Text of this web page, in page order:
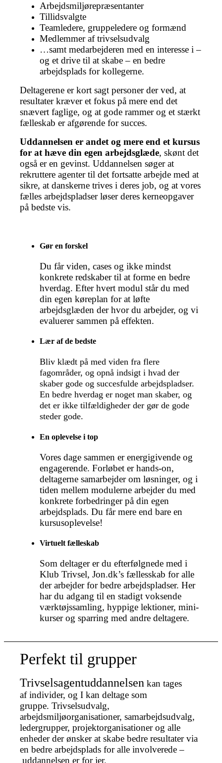
Arbejdsmiljørepræsentanter
Tillidsvalgte
Teamledere, gruppeledere og formænd
Medlemmer af trivselsudvalg
…samt medarbejderen med en interesse i –
og et drive til at skabe – en bedre
arbejdsplads for kollegerne.
Deltagerene er kort sagt personer der ved, at
resultater kræver et fokus på mere end det
snævert faglige, og at gode rammer og et stærkt
fælleskab er afgørende for succes.
Uddannelsen er andet og mere end et kursus
for at hæve din egen arbejdsglæde, skønt det
også er en gevinst. Uddannelsen søger at
rekruttere agenter til det fortsatte arbejde med at
sikre, at danskerne trives i deres job, og at vores
fælles arbejdspladser løser deres kerneopgaver
på bedste vis.
Gør en forskel
Du får viden, cases og ikke mindst
konkrete redskaber til at forme en bedre
hverdag. Efter hvert modul står du med
din egen køreplan for at løfte
arbejdsglæden der hvor du arbejder, og vi
evaluerer sammen på effekten.
Lær af de bedste
Bliv klædt på med viden fra flere
fagområder, og opnå indsigt i hvad der
skaber gode og succesfulde arbejdspladser.
En bedre hverdag er noget man skaber, og
det er ikke tilfældigheder der gør de gode
steder gode.
En oplevelse i top
Vores dage sammen er energigivende og
engagerende. Forløbet er hands-on,
deltagerne samarbejder om løsninger, og i
tiden mellem modulerne arbejder du med
konkrete forbedringer på din egen
arbejdsplads. Du får mere end bare en
kursusoplevelse!
Virtuelt fælleskab
Som deltager er du efterfølgnede med i
Klub Trivsel, Jon.dk’s fællesskab for alle
der arbejder for bedre arbejdspladser. Her
har du adgang til en stadigt voksende
værktøjssamling, hyppige lektioner, mini-
kurser og sparring med andre deltagere.
Perfekt til grupper
Trivselsagentuddannelsen kan tages
af individer, og I kan deltage som
gruppe. Trivselsudvalg,
arbejdsmiljøorganisationer, samarbejdsudvalg,
ledergrupper, projektorganisationer og alle
enheder der ønsker at skabe bedre resultater via
en bedre arbejdsplads for alle involverede –
uddannelsen er for jer.